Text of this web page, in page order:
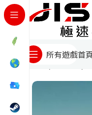
所有遊戲首
首頁